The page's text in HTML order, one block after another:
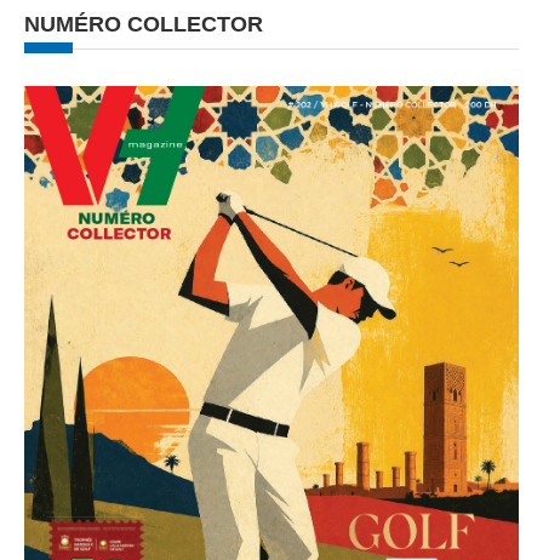
NUMÉRO COLLECTOR